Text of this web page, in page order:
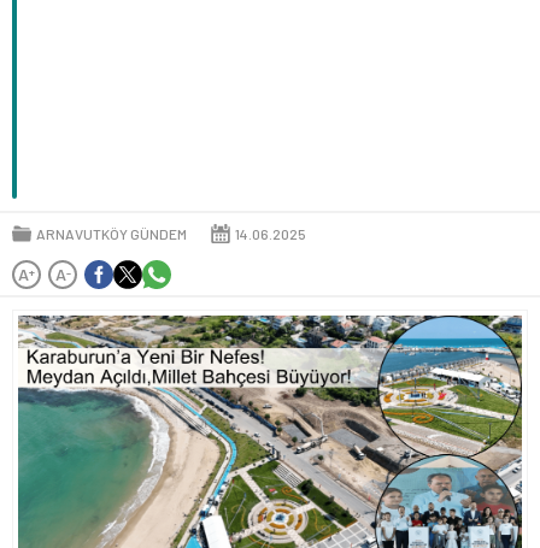
ARNAVUTKÖY GÜNDEM 14.06.2025
A+ A-